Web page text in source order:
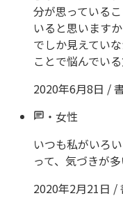
分が思っている
いると思います
でしか見えてい
ことで悩んでい
2020年6月8日 /
・ 女性
いつも私がいろ
って、気づきが
2020年2月21日 /